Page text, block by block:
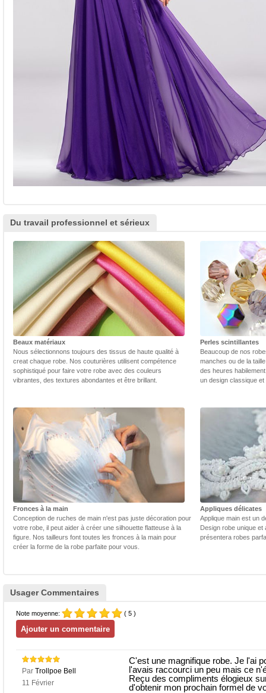
Du travail professionnel et sérieux
Beaux matériaux
Nous sélectionnons toujours des tissus de haute qualité à
creat chaque robe. Nos couturières utilisent compétence
sophistiqué pour faire votre robe avec des couleurs
vibrantes, des textures abondantes et être brillant.
Perles scintillantes
Beaucoup de nos
manches ou de la
des heures
un design classique
Fronces à la main
Conception de ruches de main n'est pas juste décoration pour
votre robe, il peut aider à créer une silhouette flatteuse à la
figure. Nos tailleurs font toutes les fronces à la main pour
créer la forme de la robe parfaite pour vous.
Appliques délicates
Applique main est un
Design robe unique et
présentera robes
Usager Commentaires
Note moyenne: ( 5 )
Par Trollpoe Bell
11 Février
C'est une magnifique robe. Je l'ai
l'avais raccourci un peu mais ce
Reçu des compliments élogieux
d'obtenir mon prochain formel de